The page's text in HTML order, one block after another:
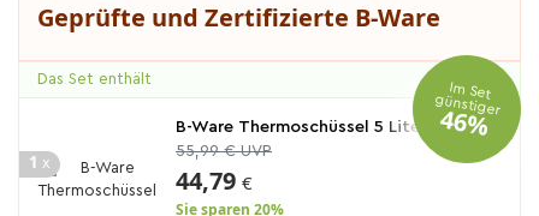
Geprüfte und Zertifizierte B-Ware
Das Set enthält
1 x
B-Ware Thermoschüssel 5 Liter
55,99 € UVP
44,79 €
Sie sparen 20%
Im Set
günstiger
46%